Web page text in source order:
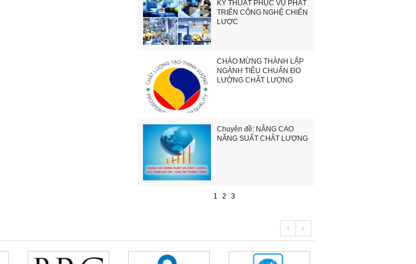
KỸ THUẬT PHỤC VỤ PHÁT
TRIỂN CÔNG NGHỆ CHIẾN
LƯỢC
CHÀO MỪNG THÀNH LẬP
NGÀNH TIÊU CHUẨN ĐO
LƯỜNG CHẤT LƯỢNG
Chuyên đề: NÂNG CAO
NĂNG SUẤT CHẤT LƯỢNG
1 2 3